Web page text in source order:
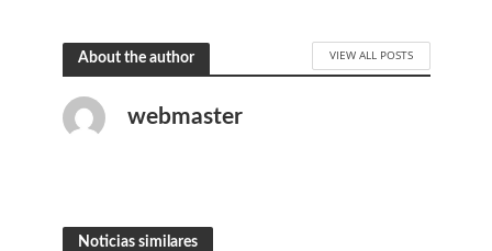
About the author VIEW ALL POSTS
webmaster
Noticias similares